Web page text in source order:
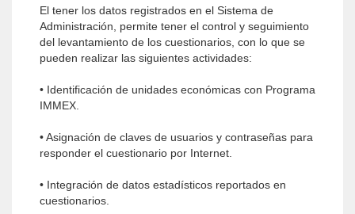
El tener los datos registrados en el Sistema de
Administración, permite tener el control y seguimiento
del levantamiento de los cuestionarios, con lo que se
pueden realizar las siguientes actividades:
• Identificación de unidades económicas con Programa
IMMEX.
• Asignación de claves de usuarios y contra­señas para
responder el cuestionario por Internet.
• Integración de datos estadísticos reporta­dos en
cuestionarios.